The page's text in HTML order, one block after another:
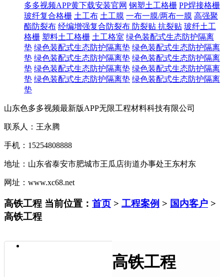
多多视频APP黄下载安装官网 钢塑土工格栅 PP焊接格栅
玻纤复合格栅 土工布 土工膜 一布一膜/两布一膜 高强聚
酯防裂布 经编增强复合防裂布 防裂贴 抗裂贴 玻纤土工
格栅 塑料土工格栅 土工格室 绿色装配式生态防护隔离
垫 绿色装配式生态防护隔离垫 绿色装配式生态防护隔离
垫 绿色装配式生态防护隔离垫 绿色装配式生态防护隔离
垫 绿色装配式生态防护隔离垫 绿色装配式生态防护隔离
垫 绿色装配式生态防护隔离垫 绿色装配式生态防护隔离
垫
山东色多多视频最新版APP无限工程材料科技有限公司
联系人：王永腾
手机：15254808888
地址：山东省泰安市肥城市王瓜店街道办事处王东村东
网址：www.xc68.net
高铁工程 当前位置： 首页 > 工程案例 > 国内客户 >
高铁工程
高铁工程